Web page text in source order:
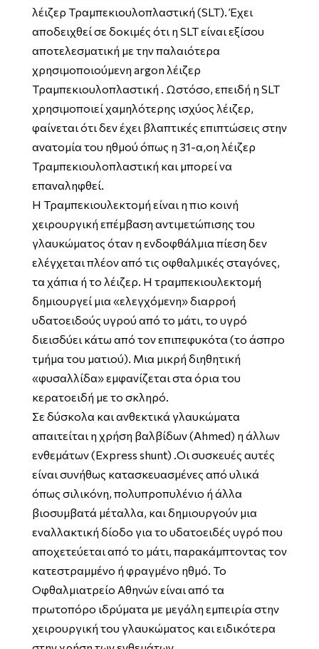
λέιζερ Τραμπεκιουλοπλαστική (SLT). Έχει
αποδειχθεί σε δοκιμές ότι η SLT είναι εξίσου
αποτελεσματική με την παλαιότερα
χρησιμοποιούμενη argon λέιζερ
Τραμπεκιουλοπλαστική . Ωστόσο, επειδή η SLT
χρησιμοποιεί χαμηλότερης ισχύος λέιζερ,
φαίνεται ότι δεν έχει βλαπτικές επιπτώσεις στην
ανατομία του ηθμού όπως η 31-α,οη λέιζερ
Τραμπεκιουλοπλαστική και μπορεί να
επαναληφθεί.
Η Τραμπεκιουλεκτομή είναι η πιο κοινή
χειρουργική επέμβαση αντιμετώπισης του
γλαυκώματος όταν η ενδοφθάλμια πίεση δεν
ελέγχεται πλέον από τις οφθαλμικές σταγόνες,
τα χάπια ή το λέιζερ. Η τραμπεκιουλεκτομή
δημιουργεί μια «ελεγχόμενη» διαρροή
υδατοειδούς υγρού από το μάτι, το υγρό
διεισδύει κάτω από τον επιπεφυκότα (το άσπρο
τμήμα του ματιού). Μια μικρή διηθητική
«φυσαλλίδα» εμφανίζεται στα όρια του
κερατοειδή με το σκληρό.
Σε δύσκολα και ανθεκτικά γλαυκώματα
απαιτείται η χρήση βαλβίδων (Ahmed) η άλλων
ενθεμάτων (Express shunt) .Οι συσκευές αυτές
είναι συνήθως κατασκευασμένες από υλικά
όπως σιλικόνη, πολυπροπυλένιο ή άλλα
βιοσυμβατά μέταλλα, και δημιουργούν μια
εναλλακτική δίοδο για το υδατοειδές υγρό που
αποχετεύεται από το μάτι, παρακάμπτοντας τον
κατεστραμμένο ή φραγμένο ηθμό. Το
Οφθαλμιατρείο Αθηνών είναι από τα
πρωτοπόρο ιδρύματα με μεγάλη εμπειρία στην
χειρουργική του γλαυκώματος και ειδικότερα